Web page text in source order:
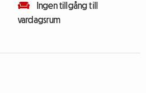
Ingen tillgång till
vardagsrum